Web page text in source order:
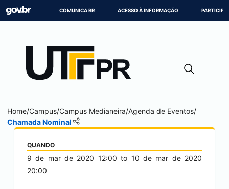
CONTEÚDO
COMUNICA BR ACESSO À INFORMAÇÃO PARTICIPE
Home/Campus/Campus Medianeira/Agenda de Eventos/
Chamada Nominal
QUANDO
9 de mar de 2020 12:00 to 10 de mar de 2020
20:00